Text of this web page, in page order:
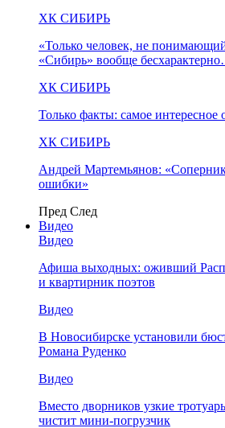
ХК СИБИРЬ
«Только человек, не
«Сибирь» вообще
ХК СИБИРЬ
Только факты: самое
ХК СИБИРЬ
Андрей Мартемьянов:
ошибки»
Пред След
Видео
Видео
Афиша выходных: оживший
и квартирник поэтов
Видео
В Новосибирске установили
Романа Руденко
Видео
Вместо дворников узкие
чистит мини-погрузчик